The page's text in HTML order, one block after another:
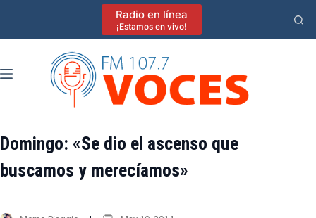
Radio en línea
¡Estamos en vivo!
Domingo: «Se dio el ascenso que
buscamos y merecíamos»